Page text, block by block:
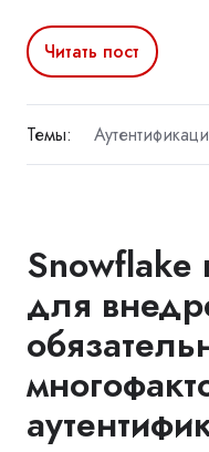
Читать пост
Темы:
Snowflake
для